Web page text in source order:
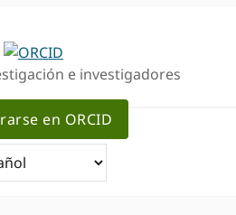
e investigadores
en ORCID